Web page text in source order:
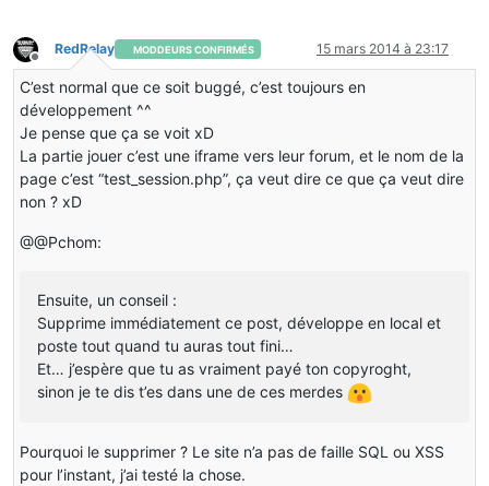
Hors-ligne
RedRelay MODDEURS CONFIRMÉS 15 mars 2014 à 23:17
C’est normal que ce soit buggé, c’est toujours en
développement ^^
Je pense que ça se voit xD
La partie jouer c’est une iframe vers leur forum, et le nom de la
page c’est “test_session.php”, ça veut dire ce que ça veut dire
non ? xD
@@Pchom:
Ensuite, un conseil :
Supprime immédiatement ce post, développe en local et
poste tout quand tu auras tout fini…
Et… j’espère que tu as vraiment payé ton copyroght,
sinon je te dis t’es dans une de ces merdes
Pourquoi le supprimer ? Le site n’a pas de faille SQL ou XSS
pour l’instant, j’ai testé la chose.